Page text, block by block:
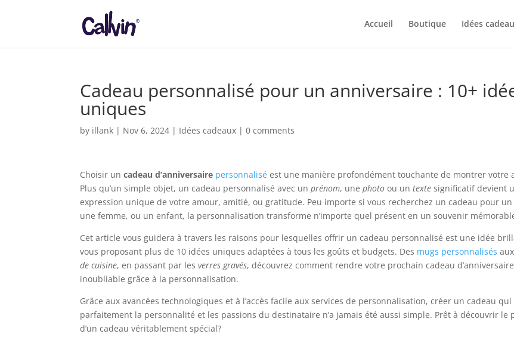
Accueil Boutique Idées
Cadeau personnalisé pour un anniversaire : 10+
uniques
by illank | Nov 6, 2024 | Idées cadeaux |0 comments
Choisir uncadeau d’anniversaire personnalisé est une manière profondément touchante de montrer votre
Plus qu’un simple objet, un cadeau personnalisé avec unprénom, unephoto ou untexte significatif devient
expression unique de votre amour, amitié, ou gratitude. Peu importe si vous recherchez un cadeau pour un
une femme, ou un enfant, la personnalisation transforme n’importe quel présent en un souvenir
Cet article vous guidera à travers les raisons pour lesquelles offrir un cadeau personnalisé est une idée
vous proposant plus de 10 idées uniques adaptées à tous les goûts et budgets. Des mugs personnalisés
de cuisine, en passant par lesverres gravés, découvrez comment rendre votre prochain cadeau d’anniversaire
inoubliable grâce à la personnalisation.
Grâce aux avancées technologiques et à l’accès facile aux services de personnalisation, créer un cadeau
parfaitement la personnalité et les passions du destinataire n’a jamais été aussi simple. Prêt à découvrir le
d’un cadeau véritablement spécial?